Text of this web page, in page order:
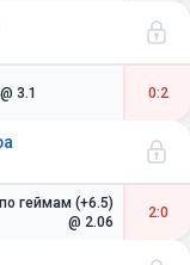
@ 3.1 0:2
геймам (+6.5)
@ 2.06
2:0